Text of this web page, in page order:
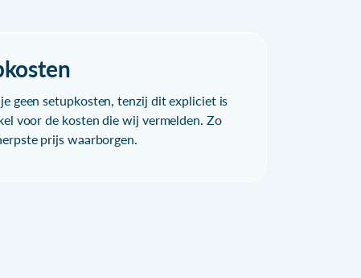
geen setupkosten, tenzij dit expliciet is
voor de kosten die wij vermelden. Zo
prijs waarborgen.